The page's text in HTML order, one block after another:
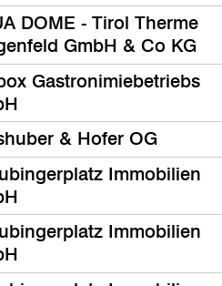
DOME - Tirol Therme
GmbH & Co KG
Gastronimiebetriebs
& Hofer OG
Immobilien
Immobilien